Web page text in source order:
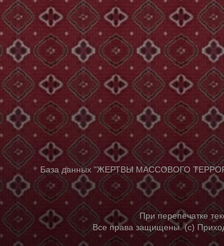
База данных "ЖЕРТВЫ МАССОВОГО ТЕРРОРА,
При перепечатке
Все права защищены. (с)